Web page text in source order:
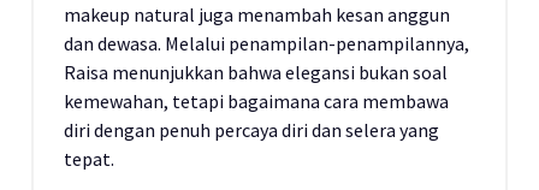
makeup natural juga menambah kesan anggun
dan dewasa. Melalui penampilan-penampilannya,
Raisa menunjukkan bahwa elegansi bukan soal
kemewahan, tetapi bagaimana cara membawa
diri dengan penuh percaya diri dan selera yang
tepat.